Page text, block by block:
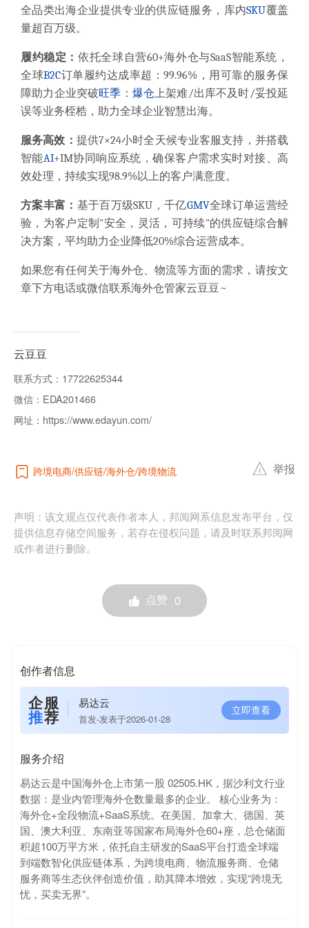
全品类出海企业提供专业的供应链服务，库内SKU覆盖
量超百万级。
履约稳定：依托全球自营60+海外仓与SaaS智能系统，
全球B2C订单履约达成率超：99.96%，用可靠的服务保
障助力企业突破旺季 ： 爆仓上架难/出库不及时/妥投延
误等业务桎梏，助力全球企业智慧出海。
服务高效： 提供7×24小时全天候专业客服支持，并搭载
智能AI+IM协同响应系统，确保客户需求实时对接、高
效处理，持续实现98.9%以上的客户满意度。
方案丰富： 基于百万级SKU，千亿GMV全球订单运营经
验，为客户定制"安全，灵活，可持续"的供应链综合解
决方案，平均助力企业降低20%综合运营成本。
如果您有任何关于海外仓、物流等方面的需求，请按文
章下方电话或微信联系海外仓管家云豆豆~
云豆豆
联系方式： 17722625344
微信： EDA201466
网址： https://www.edayun.com/
跨境电商 供应链 海外仓 跨境物流 举报
声明：该文观点仅代表作者本人，邦阅网系信息发布平台，仅
提供信息存储空间服务，若存在侵权问题，请及时联系邦阅网
或作者进行删除。
点赞 0
创作者信息
企服
推荐
易达云
首发-发表于2026-01-28
立即查看
服务介绍
易达云是中国海外仓上市第一股 02505.HK，据沙利文行业
数据：是业内管理海外仓数量最多的企业。 核心业务为：
海外仓+全段物流+SaaS系统。在美国、加拿大、德国、英
国、澳大利亚、东南亚等国家布局海外仓60+座，总仓储面
积超100万平方米，依托自主研发的SaaS平台打造全球端
到端数智化供应链体系，为跨境电商、物流服务商、仓储
服务商等生态伙伴创造价值，助其降本增效，实现“跨境无
忧，买卖无界”。